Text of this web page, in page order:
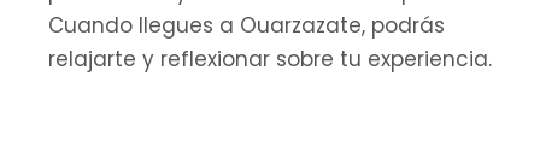
Cuando llegues a Ouarzazate, podrás
relajarte y reflexionar sobre tu experiencia.